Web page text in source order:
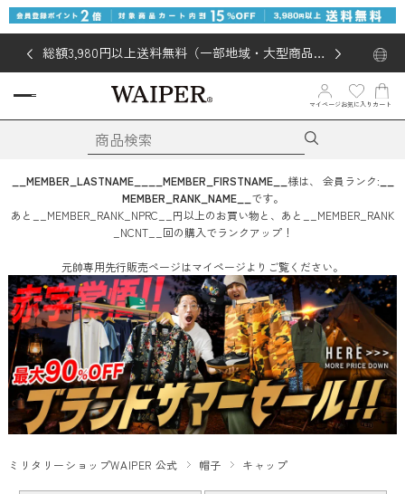
総額3,980円以上送料無料（一部地域・大型商品対
マイページ お気に入り カート
__MEMBER_LASTNAME__ __MEMBER_FIRSTNAME__ 様は、 会員ランク:
MEMBER_RANK_NAME__ です。
あと
__MEMBER_RANK_NPRC__ 円以上のお買い物と、あと
__MEMBER_RANK
_NCNT__ 回の購入でランクアップ！
元帥専用先行販売ページはマイページよりご覧ください。
ミリタリーショップWAIPER 公式 帽子 キャップ